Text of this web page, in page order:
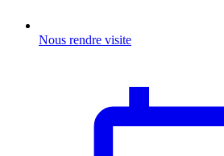
Nous rendre visite